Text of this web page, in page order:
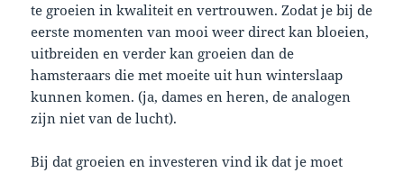
te groeien in kwaliteit en vertrouwen. Zodat je bij de
eerste momenten van mooi weer direct kan bloeien,
uitbreiden en verder kan groeien dan de
hamsteraars die met moeite uit hun winterslaap
kunnen komen. (ja, dames en heren, de analogen
zijn niet van de lucht).
Bij dat groeien en investeren vind ik dat je moet